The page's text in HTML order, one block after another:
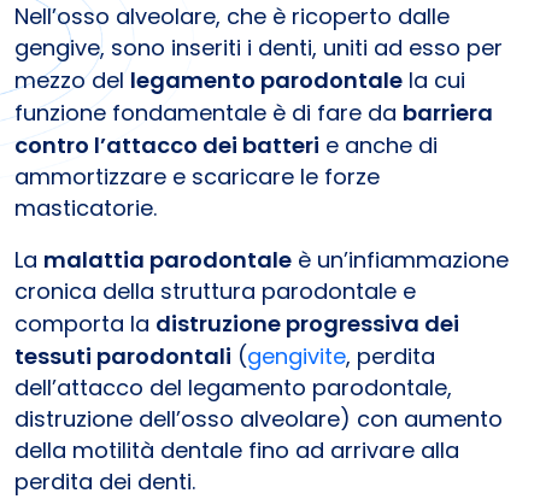
Nell’osso alveolare, che è ricoperto dalle
gengive, sono inseriti i denti, uniti ad esso per
mezzo del legamento parodontale la cui
funzione fondamentale è di fare da barriera
contro l’attacco dei batteri e anche di
ammortizzare e scaricare le forze
masticatorie.
La malattia parodontale è un’infiammazione
cronica della struttura parodontale e
comporta la distruzione progressiva dei
tessuti parodontali (gengivite, perdita
dell’attacco del legamento parodontale,
distruzione dell’osso alveolare) con aumento
della motilità dentale fino ad arrivare alla
perdita dei denti.